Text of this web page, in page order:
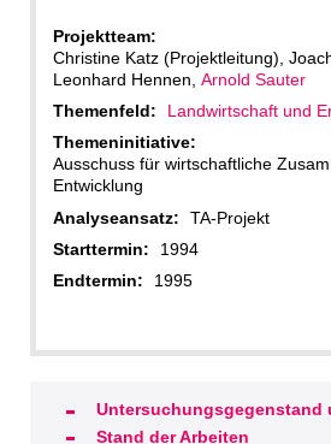
Projektteam:
Christine Katz (Projektleitung),
Leonhard Hennen, Arnold Sauter
Themenfeld:
Landwirtschaft und
Themeninitiative:
Ausschuss für wirtschaftliche
Entwicklung
Analyseansatz:
TA-Projekt
Starttermin:
1994
Endtermin:
1995
Untersuchungsgegenstand
Stand der Arbeiten